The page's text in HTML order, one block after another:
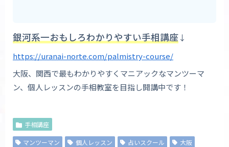
銀河系一おもしろわかりやすい手相講座↓
https://uranai-norte.com/palmistry-course/
大阪、関西で最もわかりやすくマニアックなマンツーマ
ン、個人レッスンの手相教室を目指し開講中です！
手相講座
マンツーマン 個人レッスン 占いスクール
大阪